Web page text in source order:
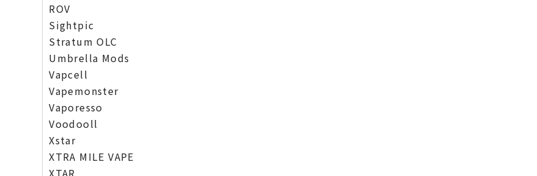
ROV
Sightpic
Stratum OLC
Umbrella Mods
Vapcell
Vapemonster
Vaporesso
Voodooll
Xstar
XTRA MILE VAPE
XTAR